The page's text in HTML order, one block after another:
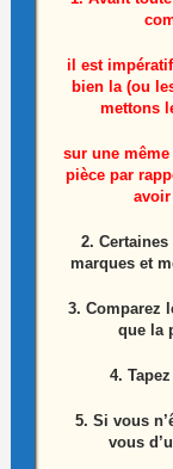
Module wifi
il est
bien la (ou
mettons
sur une
pièce par
2.
marques et
3. Comparez
que la
4.
5. Si vous
vous